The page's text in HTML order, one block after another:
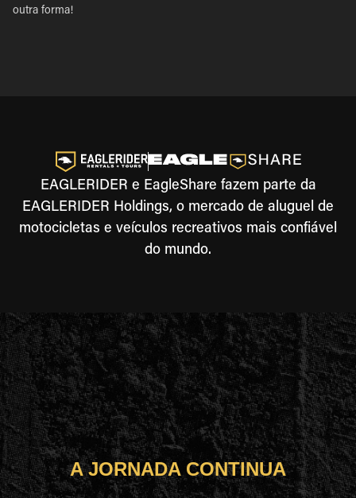
outra forma!
EAGLERIDER e EagleShare fazem parte da
EAGLERIDER Holdings, o mercado de aluguel de
motocicletas e veículos recreativos mais confiável
do mundo.
A JORNADA CONTINUA